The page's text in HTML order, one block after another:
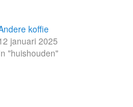
koffie
januari 2025
"huishouden"